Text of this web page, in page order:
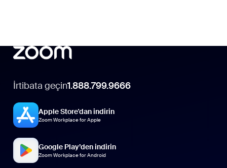
İrtibata geçin1.888.799.9666
Apple Store'dan indirin
Zoom Workplace for Apple
Google Play’den indirin
Zoom Workplace for Android